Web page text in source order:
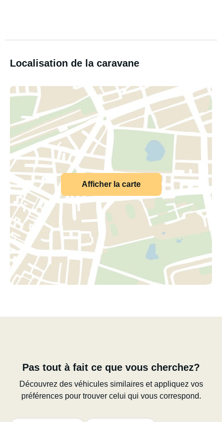
Localisation de la caravane
Afficher la carte
Pas tout à fait ce que vous cherchez?
Découvrez des véhicules similaires et appliquez vos
préférences pour trouver celui qui vous correspond.